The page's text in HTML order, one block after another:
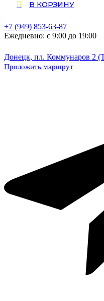
В КОРЗИНУ
+7 (949) 853-63-87
Ежедневно: с 9:00 до 19:00
Донецк, пл. Коммунаров 2
Проложить маршрут